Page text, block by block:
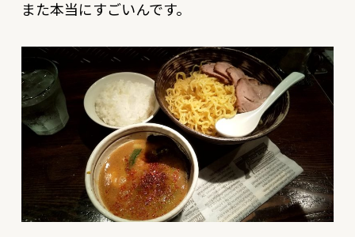
また本当にすごいんです。